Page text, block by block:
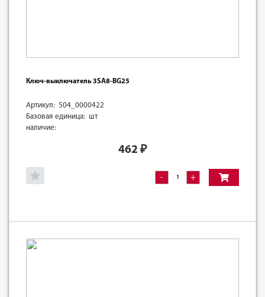
Ключ-выключатель 3SA8-BG25
Артикул: 504_0000422
Базовая единица: шт
наличие:
462 ₽
- +